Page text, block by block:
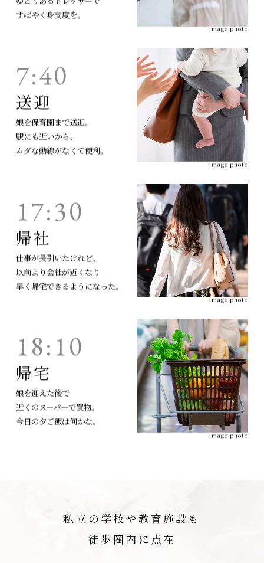
すばやく身支度を。
image photo
7:40
送迎
娘を保育園まで送迎。
駅にも近いから、
ムダな動線がなくて便利。
image photo
17:30
帰社
仕事が長引いたけれど、
以前より会社が近くなり
早く帰宅できるようになった。
image photo
18:10
帰宅
娘を迎えた後で
近くのスーパーで買物。
今日の夕ご飯は何かな。
image photo
私立の学校や教育施設も
徒歩圏内に点在